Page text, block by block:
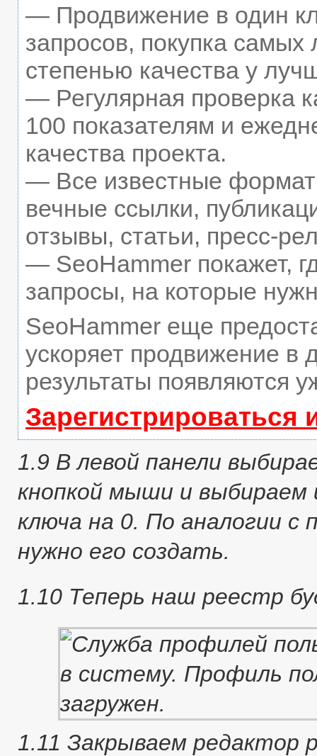
— Продвижение в один
запросов, покупка
степенью качества у
— Регулярная проверка
100 показателям и
качества проекта.
— Все известные
вечные ссылки,
отзывы, статьи, пресс-
— SeoHammer покажет,
запросы, на которые
SeoHammer еще
ускоряет продвижение в
результаты появляются
Зарегистрироваться
1.9 В левой панели
кнопкой мыши и выбираем
ключа на 0. По аналогии с
нужно его создать.
1.10 Теперь наш реестр
1.11 Закрываем редактор